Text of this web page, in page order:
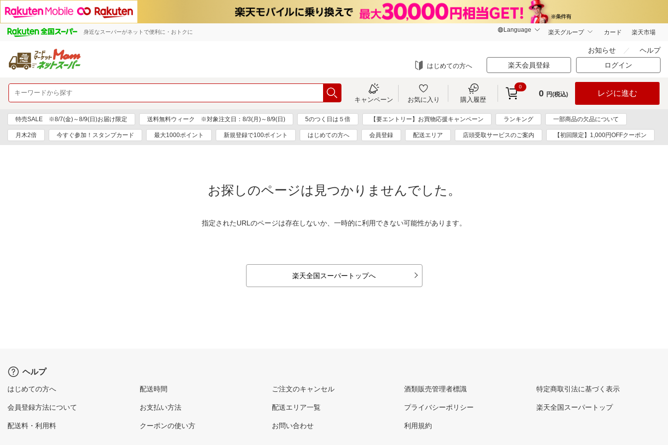
身近なスーパーがネットで便利に・おトクに 楽天グループ カード 楽天市場
お知らせ ヘルプ
はじめての方へ 楽天会員登録 ログイン
キャンペーン お気に入り 購入履歴
0
0 円(税込) レジに進む
特売SALE ※8/7(金)～8/9(日)お届け限定 送料無料ウィーク ※対象注文日：8/3(月)～8/9(日) 5のつく日は５倍 【要エントリー】お買物応援キャンペーン ランキング 一部商品の欠品について
月木2倍 今すぐ参加！スタンプカード 最大1000ポイント 新規登録で100ポイント はじめての方へ 会員登録 配送エリア 店頭受取サービスのご案内 【初回限定】1,000円OFFクーポン
お探しのページは見つかりませんでした。
指定されたURLのページは存在しないか、一時的に利用できない可能性があります。
楽天全国スーパートップへ
ヘルプ
はじめての方へ
会員登録方法について
配送料・利用料
配送時間
お支払い方法
クーポンの使い方
ご注文のキャンセル
配送エリア一覧
お問い合わせ
酒類販売管理者標識
プライバシーポリシー
利用規約
特定商取引法に基づく表示
楽天全国スーパートップ